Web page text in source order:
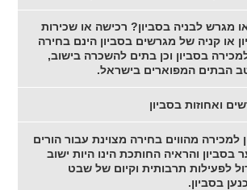
מגרש לבניה בסביון? רכישה או שכירות
או קניה של מגרשים בסביון הינם בחירה
בסביון וכן בתים להשכרה בישוב,
הבתים המפוארים בישראל.
ואחוזות בסביון
למכירה מהווים בחירה מצוינת עבור הורים
בסביון והראיה החותכת הינו היות ישוב
לפעילות תרבותית וקיום של שבט
בסביון.